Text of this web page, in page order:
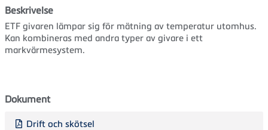
Beskrivelse
ETF givaren lämpar sig för mätning av temperatur utomhus.
Kan kombineras med andra typer av givare i ett
markvärmesystem.
Dokument
Drift och skötsel